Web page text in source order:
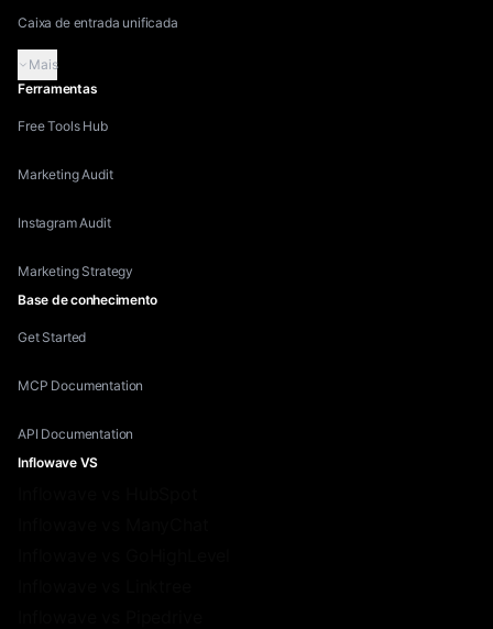
Caixa de entrada unificada
Mais
Ferramentas
Free Tools Hub
Marketing Audit
Instagram Audit
Marketing Strategy
Base de conhecimento
Get Started
MCP Documentation
API Documentation
Inflowave VS